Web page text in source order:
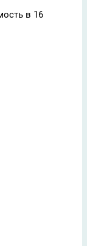
в 16